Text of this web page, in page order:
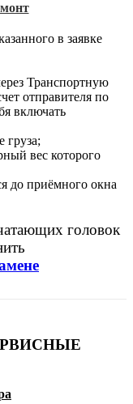
в заявке
Транспортную
отправителя по
включать
груза;
вес которого
до приёмного окна
головок